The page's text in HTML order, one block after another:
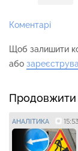
Коментарі
Щоб залишити
або
Продовжити
АНАЛІТИКА 15:53